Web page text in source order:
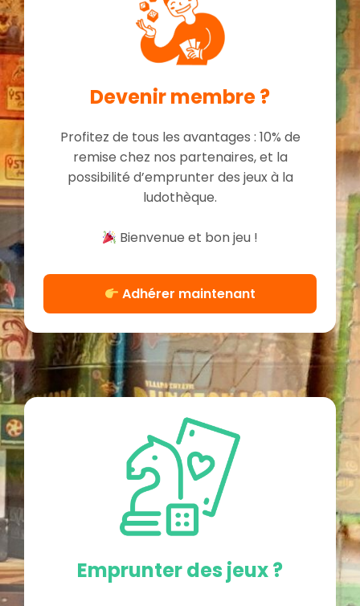
Devenir membre ?
Profitez de tous les avantages : 10% de
remise chez nos partenaires, et la
possibilité d’emprunter des jeux à la
ludothèque.
Bienvenue et bon jeu !
Adhérer maintenant
Emprunter des jeux ?